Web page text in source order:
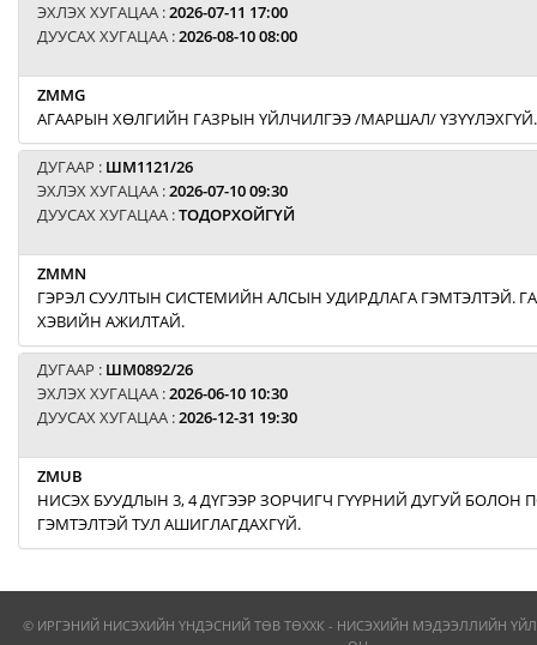
ЭХЛЭХ ХУГАЦАА :2026-07-11 17:00
ДУУСАХ ХУГАЦАА :2026-08-10 08:00
ZMMG
АГААРЫН ХӨЛГИЙН ГАЗРЫН ҮЙЛЧИЛГЭЭ /МАРШАЛ/ ҮЗҮҮЛЭХГҮЙ.
ДУГААР : ШМ1121/26
ЭХЛЭХ ХУГАЦАА :2026-07-10 09:30
ДУУСАХ ХУГАЦАА :ТОДОРХОЙГҮЙ
ZMMN
ГЭРЭЛ СУУЛТЫН СИСТЕМИЙН АЛСЫН УДИРДЛАГА ГЭМТЭЛТЭЙ.
ХЭВИЙН АЖИЛТАЙ.
ДУГААР : ШМ0892/26
ЭХЛЭХ ХУГАЦАА :2026-06-10 10:30
ДУУСАХ ХУГАЦАА :2026-12-31 19:30
ZMUB
НИСЭХ БУУДЛЫН 3, 4 ДҮГЭЭР ЗОРЧИГЧ ГҮҮРНИЙ ДУГУЙ БОЛОН
ГЭМТЭЛТЭЙ ТУЛ АШИГЛАГДАХГҮЙ.
© ИРГЭНИЙ НИСЭХИЙН ҮНДЭСНИЙ ТӨВ ТӨХХК - НИСЭХИЙН МЭДЭЭЛЛИЙН